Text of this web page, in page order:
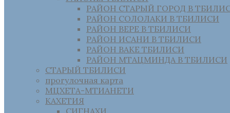
РАЙОН СТАРЫЙ ГОРОД В
РАЙОН СОЛОЛАКИ В ТБИЛИСИ
РАЙОН ВЕРЕ В ТБИЛИСИ
РАЙОН ИСАНИ В ТБИЛИСИ
РАЙОН ВАКЕ ТБИЛИСИ
РАЙОН МТАЦМИНДА В ТБИЛИСИ
СТАРЫЙ ТБИЛИСИ
прогулочная карта
МЦХЕТА-МТИАНЕТИ
КАХЕТИЯ
СИГНАХИ